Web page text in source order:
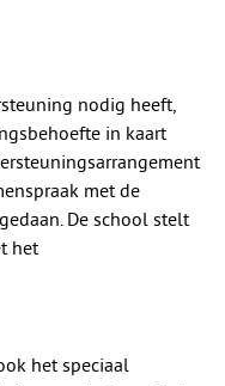
nodig heeft,
in kaart
met de
De school stelt
het
het speciaal